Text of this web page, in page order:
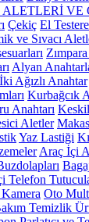
ALETLERİ VE
Çekiç El
ve Sıvacı
Alyan
İki Ağızlı Anahtar
Kurbağcık
Anahtarı
Aletler Makas
Yaz Lastiği
Araç İçi
Telefon
Oto
Temizlik